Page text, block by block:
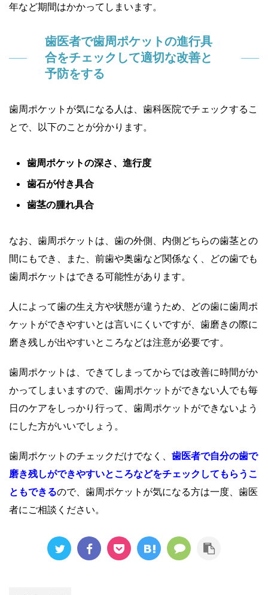
年など期間はかかってしまいます。
歯医者で歯周ポケットの進行具
合をチェックして適切な改善と
予防をする
歯周ポケットが気になる人は、歯科医院でチェックするこ
とで、以下のことが分かります。
歯周ポケットの深さ、進行度
歯石が付き具合
歯茎の腫れ具合
なお、歯周ポケットは、歯の外側、内側どちらの歯茎との
間にもでき、また、前歯や奥歯など関係なく、どの歯でも
歯周ポケットはできる可能性があります。
人によって歯の生え方や状態が違うため、どの歯に歯周ポ
ケットができやすいとは言いにくいですが、歯磨きの際に
磨き残しが出やすいところなどは注意が必要です。
歯周ポケットは、できてしまってからでは改善に時間がか
かってしまいますので、歯周ポケットができない人でも毎
日のケアをしっかり行って、歯周ポケットができないよう
にした方がいいでしょう。
歯周ポケットのチェックだけでなく、 歯医者で自分の歯で
磨き残しができやすいところなどをチェックしてもらうこ
ともできるので、歯周ポケットが気になる方は一度、歯医
者にご相談ください。